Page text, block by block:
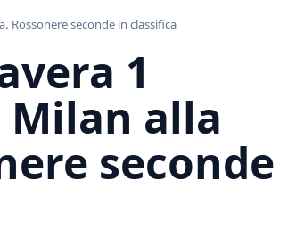
Rossonere seconde in classifica
1
alla
seconde